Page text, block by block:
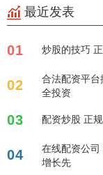
最近发表
01 炒股的技巧
02
合法配资平
全投资
03 配资炒股 正
04
在线配资公
增长先